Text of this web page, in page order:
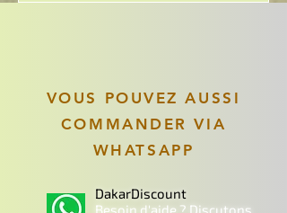
VOUS POUVEZ AUSSI
COMMANDER VIA
WHATSAPP
DakarDiscount
Besoin d'aide ? Discutons